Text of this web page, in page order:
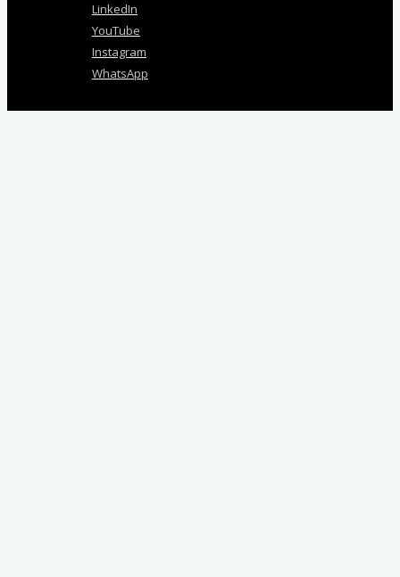
LinkedIn
YouTube
Instagram
WhatsApp